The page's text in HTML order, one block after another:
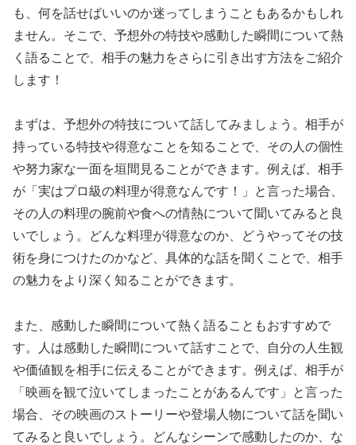
も、何を話せばいいのか迷ってしまうこともあるかもしれ
ません。そこで、予想外の特技や感動した瞬間について熱
く語ることで、相手の魅力をさらに引き出す方法をご紹介
します！
まずは、予想外の特技について話してみましょう。相手が
持っている特技や得意なことを知ることで、その人の個性
や努力家な一面を垣間見ることができます。例えば、相手
が「実はプロ級の料理が得意なんです！」と言った場合、
その人の料理の腕前や食への情熱について聞いてみると良
いでしょう。どんな料理が得意なのか、どうやってその技
術を身につけたのかなど、具体的な話を聞くことで、相手
の魅力をより深く知ることができます。
また、感動した瞬間について熱く語ることもおすすめで
す。人は感動した瞬間について話すことで、自分の人生観
や価値観を相手に伝えることができます。例えば、相手が
「映画を観て泣いてしまったことがあるんです」と言った
場合、その映画のストーリーや登場人物について話を聞い
てみると良いでしょう。どんなシーンで感動したのか、な